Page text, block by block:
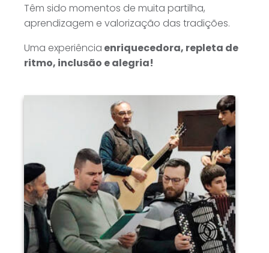
Têm sido momentos de muita partilha,
aprendizagem e valorização das tradições.
Uma experiência enriquecedora, repleta de
ritmo, inclusão e alegria!